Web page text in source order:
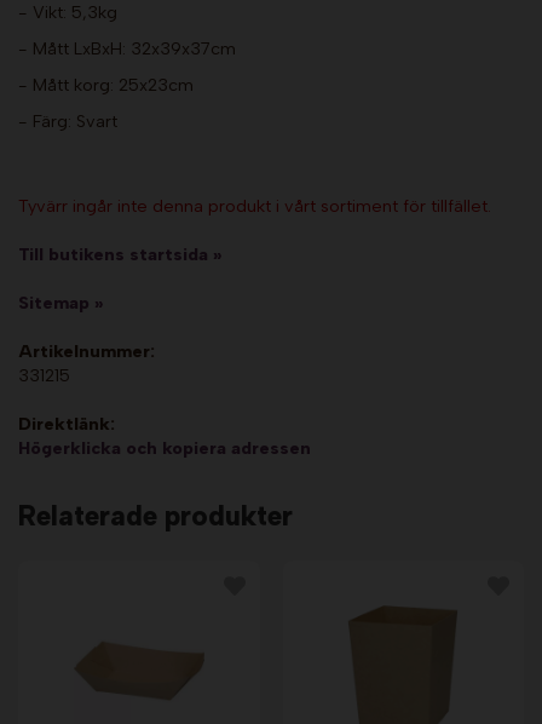
- Vikt: 5,3kg
- Mått LxBxH: 32x39x37cm
- Mått korg: 25x23cm
- Färg: Svart
Tyvärr ingår inte denna produkt i vårt sortiment för tillfället.
Till butikens startsida »
Sitemap »
Artikelnummer:
331215
Direktlänk:
Högerklicka och kopiera adressen
Relaterade produkter